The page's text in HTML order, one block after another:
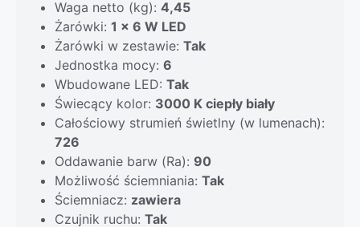
Waga netto (kg): 4,45
Żarówki: 1 x 6 W LED
Żarówki w zestawie: Tak
Jednostka mocy: 6
Wbudowane LED: Tak
Świecący kolor: 3000 K ciepły biały
Całościowy strumień świetlny (w lumenach):
726
Oddawanie barw (Ra): 90
Możliwość ściemniania: Tak
Ściemniacz: zawiera
Czujnik ruchu: Tak